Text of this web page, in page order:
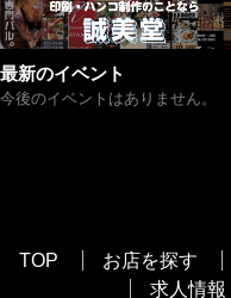
最新のイベント
今後のイベントはありません。
TOP お店を探す
求人情報